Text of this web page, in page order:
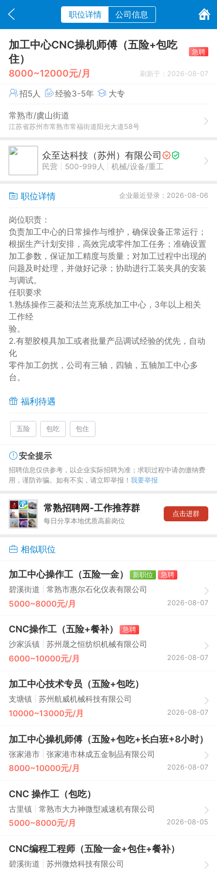
职位详情 公司信息
加工中心CNC操机师傅（五险+包吃
住）
急聘
8000~12000元/月 刷新于：2026-08-07
招5人 经验3-5年 大专
常熟市/虞山街道
江苏省苏州市常熟市常福街道阳光大道58号
众至达科技（苏州）有限公司
民营 500-999人 机械/设备/重工
职位详情 企业最近登录：2026-08-06
岗位职责：
负责加工中心的日常操作与维护，确保设备正常运行；
根据生产计划安排，高效完成零件加工任务；准确设置
加工参数，保证加工精度与质量；对加工过程中出现的
问题及时处理，并做好记录；协助进行工装夹具的安装
与调试。
任职要求
1.熟练操作三菱和法兰克系统加工中心，3年以上相关
工作经
验。
2.有塑胶模具加工或者批量产品调试经验的优先，自动
化
零件加工勿扰，公司有三轴，四轴，五轴加工中心多
台。
福利待遇
五险 包吃 包住
安全提示
招聘信息仅供参考，以企业实际招聘为准；求职过程中请勿缴纳费
用，谨防诈骗。如有不实，请立即举报！ 我要举报
常熟招聘网-工作推荐群
每日分享本地优质高薪岗位
点击进群
相似职位
加工中心操作工（五险一金） 新职位
急聘
碧溪街道
常熟市惠尔石化仪表有限公司
5000~8000元/月 2026-08-07
CNC操作工（五险+餐补）
急聘
沙家浜镇
苏州晟之恒纺织机械有限公司
6000~10000元/月 2026-08-07
加工中心技术专员（五险+包吃）
支塘镇 苏州航威机械科技有限公司
10000~13000元/月 2026-08-07
加工中心操机师傅（五险+包吃+长白班+8小时）
张家港市
张家港市林成五金制品有限公司
8000~10000元/月 2026-08-07
CNC 操作工（包吃）
古里镇 常熟市大力神微型减速机有限公司
5000~8000元/月 2026-08-05
CNC编程工程师（五险一金+包住+餐补）
碧溪街道 苏州微焓科技有限公司